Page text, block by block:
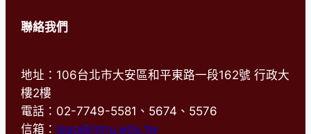
聯絡我們
地址：106台北市大安區和平東路一段162號 行政大
樓2樓
電話：02-7749-5581、5674、5576
信箱： iaao@ntnu.edu.tw